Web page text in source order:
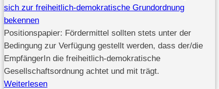
sich zur freiheitlich-demokratische Grundordnung
bekennen
Positionspapier: Fördermittel sollten stets unter der
Bedingung zur Verfügung gestellt werden, dass der/die
EmpfängerIn die freiheitlich-demokratische
Gesellschaftsordnung achtet und mit trägt.
Weiterlesen